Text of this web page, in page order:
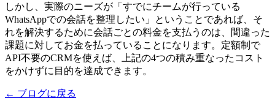
しかし、実際のニーズが「すでにチームが行っている
WhatsAppでの会話を整理したい」ということであれば、そ
れを解決するために会話ごとの料金を支払うのは、間違った
課題に対してお金を払っていることになります。定額制で
API不要のCRMを使えば、上記の4つの積み重なったコスト
をかけずに目的を達成できます。
← ブログに戻る